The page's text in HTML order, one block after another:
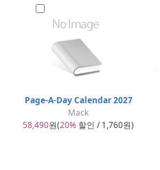
Page-A-Day Calendar 2027
Mack
58,490원(20% 할인 / 1,760원)